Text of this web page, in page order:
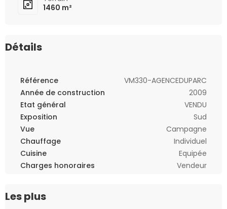
1460 m²
Détails
Référence
VM330-AGENCEDUPARC
Année de construction
2009
Etat général
VENDU
Exposition
Sud
Vue
Campagne
Chauffage
Individuel
Cuisine
Equipée
Charges honoraires
Vendeur
Les plus